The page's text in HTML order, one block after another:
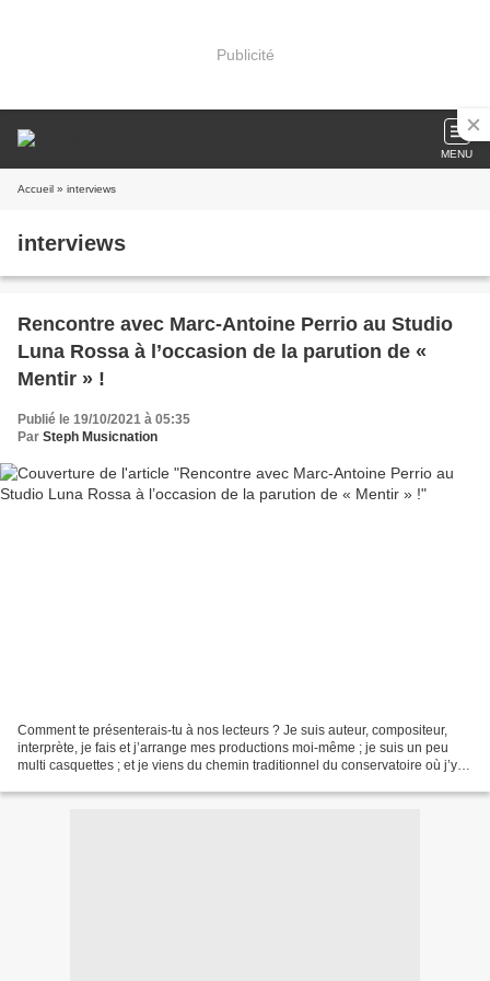
Publicité
MENU
Accueil » interviews
interviews
Rencontre avec Marc-Antoine Perrio au Studio
Luna Rossa à l’occasion de la parution de «
Mentir » !
Publié le 19/10/2021 à 05:35
Par Steph Musicnation
Comment te présenterais-tu à nos lecteurs ? Je suis auteur, compositeur,
interprète, je fais et j’arrange mes productions moi-même ; je suis un peu
multi casquettes ; et je viens du chemin traditionnel du conservatoire où j’y ai